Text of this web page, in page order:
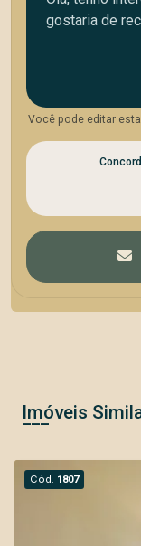
Você pode editar
Imóveis
Cód. 1807